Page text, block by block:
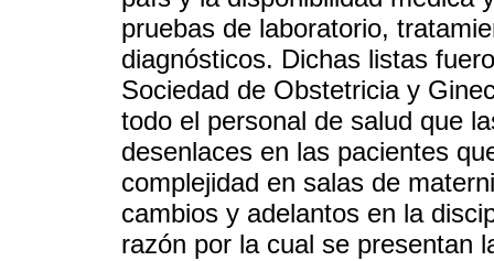
pruebas de laboratorio,
diagnósticos. Dichas listas
Sociedad de Obstetricia y
todo el personal de salud que
desenlaces en las pacientes
complejidad en salas de
cambios y adelantos en la
razón por la cual se presentan